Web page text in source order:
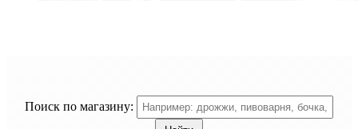
Поиск по магазину: